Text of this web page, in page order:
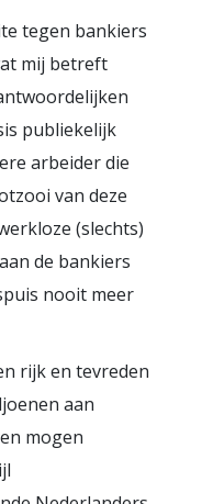
tegen bankiers
mij betreft
publiekelijk
arbeider die
van deze
(slechts)
de bankiers
nooit meer
rijk en tevreden
aan
mogen